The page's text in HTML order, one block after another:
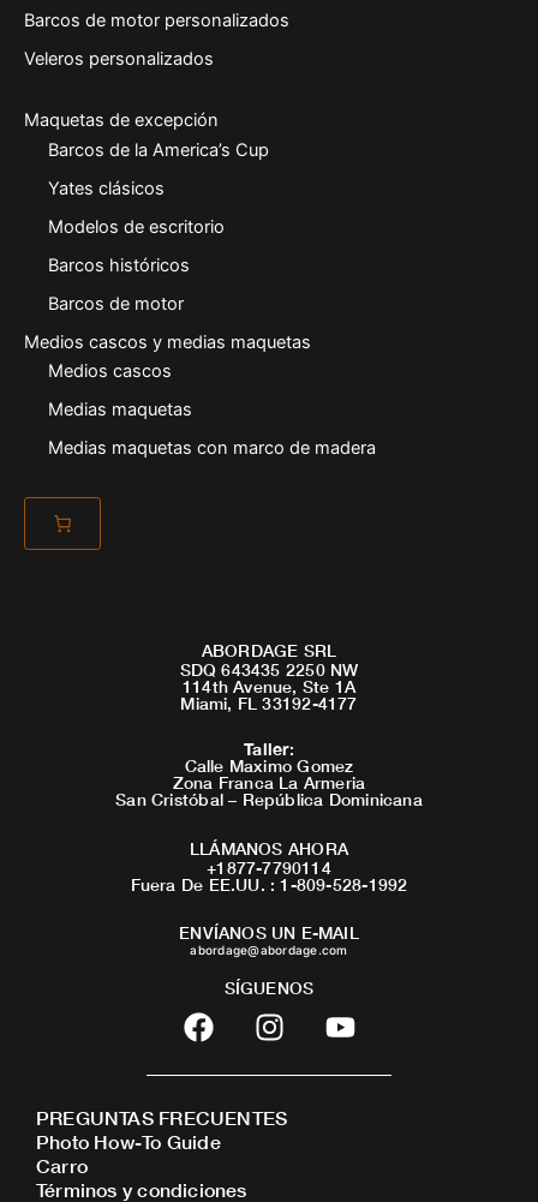
Barcos de motor personalizados
Veleros personalizados
Maquetas de excepción
Barcos de la America’s Cup
Yates clásicos
Modelos de escritorio
Barcos históricos
Barcos de motor
Medios cascos y medias maquetas
Medios cascos
Medias maquetas
Medias maquetas con marco de madera
ABORDAGE SRL
SDQ 643435 2250 NW
114th Avenue, Ste 1A
Miami, FL 33192-4177
Taller:
Calle Maximo Gomez
Zona Franca La Armeria
San Cristóbal – República Dominicana
LLÁMANOS AHORA
+1877-7790114
Fuera De EE.UU. : 1-809-528-1992
ENVÍANOS UN E-MAIL
abordage@abordage.com
SÍGUENOS
F
a
c
b
o
o
I
n
s
a
Y
o
u
PREGUNTAS FRECUENTES
Photo How-To Guide
Carro
Términos y condiciones